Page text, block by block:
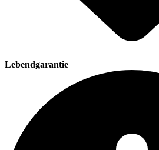
Lebendgarantie